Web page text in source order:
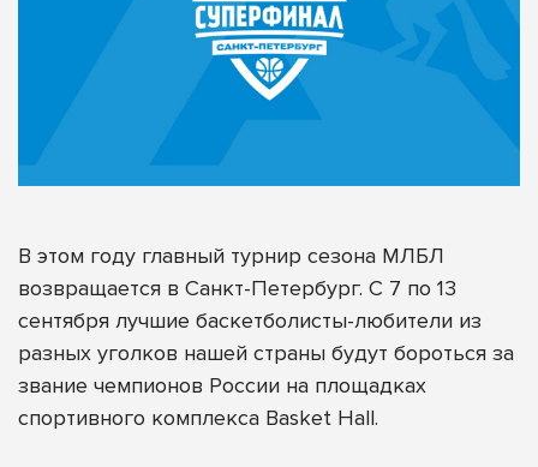
В этом году главный турнир сезона МЛБЛ
возвращается в Санкт-Петербург. С 7 по 13
сентября лучшие баскетболисты-любители из
разных уголков нашей страны будут бороться за
звание чемпионов России на площадках
спортивного комплекса Basket Hall.